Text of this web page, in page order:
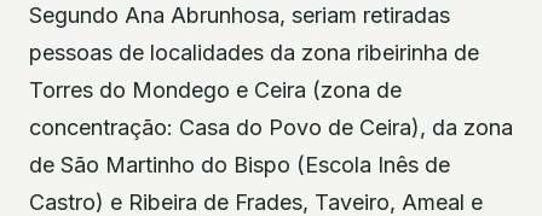
Segundo Ana Abrunhosa, seriam retiradas
pessoas de localidades da zona ribeirinha de
Torres do Mondego e Ceira (zona de
concentração: Casa do Povo de Ceira), da zona
de São Martinho do Bispo (Escola Inês de
Castro) e Ribeira de Frades, Taveiro, Ameal e